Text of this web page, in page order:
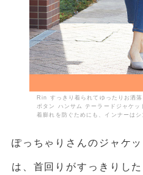
Rin すっきり着られてゆったりお洒
ボタン ハンサム テーラードジャケッ
着膨れを防ぐためにも、インナーはシ
ぽっちゃりさんのジャケ
は、首回りがすっきりし